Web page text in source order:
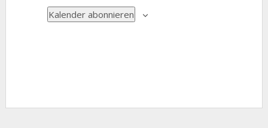
Kalender abonnieren